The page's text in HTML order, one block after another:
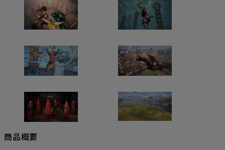
商品概要